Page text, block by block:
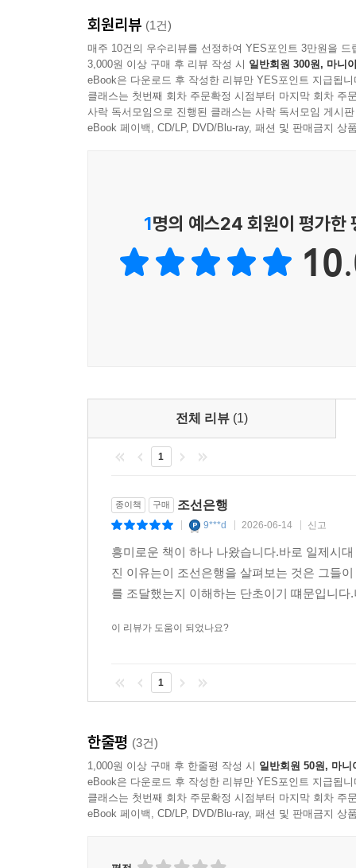
옴스크 국립은행 지점의 금괴 행방 120
금괴의 행방을 쫓는 일본군 122
만철을 이용해 금화 80상자의 수송을 강행하다 126
‘세묘노프 금괴 문제 해결안 세부 사항’의 결정 123
조선은행에 몰려든 루블 금화 130
금화를 0.36배로 환산해서 매입하다 135
효과가 없었던 불량 채권 처리 시스템 146
진전되지 않는 재건 계획 148
대만은행 휴업, 전국으로 확산된 예금 인출 사태
만철 경영 악화의 원인 160
만주사변의 발발 162
만주중앙은행의 설립 163
은 가격의 국제적 폭등 166
조선은행의 발행권 회수를 주장한 다카하시 고레
리스 로스의 중국 화폐 제도 개혁안 173
예금 등을 만주흥업은행에 이관 178
실패로 끝난 화북 금융 독립 공작 180
제9장 중일전쟁과 전비 조달
중국연합준비은행의 설립 183
영업의 중심이 중국으로 이동하다 138
일본은행의 대리점이 된 중국의 조선은행 지점들
종이로 하는 전쟁의 구조 203
10)개의 점포를 거느린 일 본제국주의가 설립한
특히 주목할 점은 조선은행의 뿌리가 1878년
일본은 자신들이 서구 열강에 당했던 ‘금 유출’
대량으로 유출시켰고 이는 일본 제국주의의 핵
중앙은행의 사명을 고민하는 우리에게 시사 하는
이 책의 가장 날카로운 통찰은 전시 체제 하에
가공의 예금을 만들어 화폐를 발행하고 이를
희생시켜 제국의 전쟁 비용을 충당 하는 지독한
재의 현대화된 중앙은행 역사와 제도를 제대로
한번 절감했습니다. 우리는 흔히 해방으로 과거
범하 던 당시 한국은행 조직, 인력 및 업무수행 방
세워졌는지를 성찰하는 고귀한 작업인 것입니다.
미래를 위한 역사적 이정표
오늘날 우리는 결제시스템의 디지털화, 암호화폐
중함을 깨닫게 하는 거울이라고 생각합니다. 역
주의에 의해 좌절당하고 실패할 수 없었던 과정
미래를 고민하 는 독자 여러분들께 한국의 중앙
- 2026년 3월
김 기 원
일제강점기 경제사를 보다 거시적이고 구조적인
훌륭한 사 료이자 학술적 토대가 될 것이며, 근현
사할 것입니다. 한국 근대 경제사 연구의 공백
금융의 관점에서 우리 역사를 재조명하는 수많은
- 2026년 03월
- 김세완 (이화여자대학교 경제학과 교수)
회원리뷰 (1건)
매주 10건의 우수리뷰를 선정하여 YES포인트 3만원을 드
3,000원 이상 구매 후 리뷰 작성 시 일반회원 300원, 마니
eBook은 다운로드 후 작성한 리뷰만 YES포인트 지급됩니
클래스는 첫번째 회차 주문확정 시점부터 마지막 회차 주
사락 독서모임으로 진행된 클래스는 사락 독서모임 게시
eBook 페이백, CD/LP, DVD/Blu-ray, 패션 및 판매금지 상
1명의 예스24 회원이 평가한
전체 리뷰 (1)
1
종이책 구매 조선은행
9***d 2026-06-14 신고
흥미로운 책이 하나 나왔습니다.바로 일제시
진 이유는이 조선은행을 살펴보는 것은 그들
를 조달했는지 이해하는 단초이기 떄문입니
이 리뷰가 도움이 되었나요?
1
한줄평 (3건)
1,000원 이상 구매 후 한줄평 작성 시 일반회원 50원, 마니
eBook은 다운로드 후 작성한 리뷰만 YES포인트 지급됩니
클래스는 첫번째 회차 주문확정 시점부터 마지막 회차 주
eBook 페이백, CD/LP, DVD/Blu-ray, 패션 및 판매금지 상